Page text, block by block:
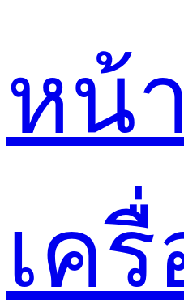
หน้
เครื่